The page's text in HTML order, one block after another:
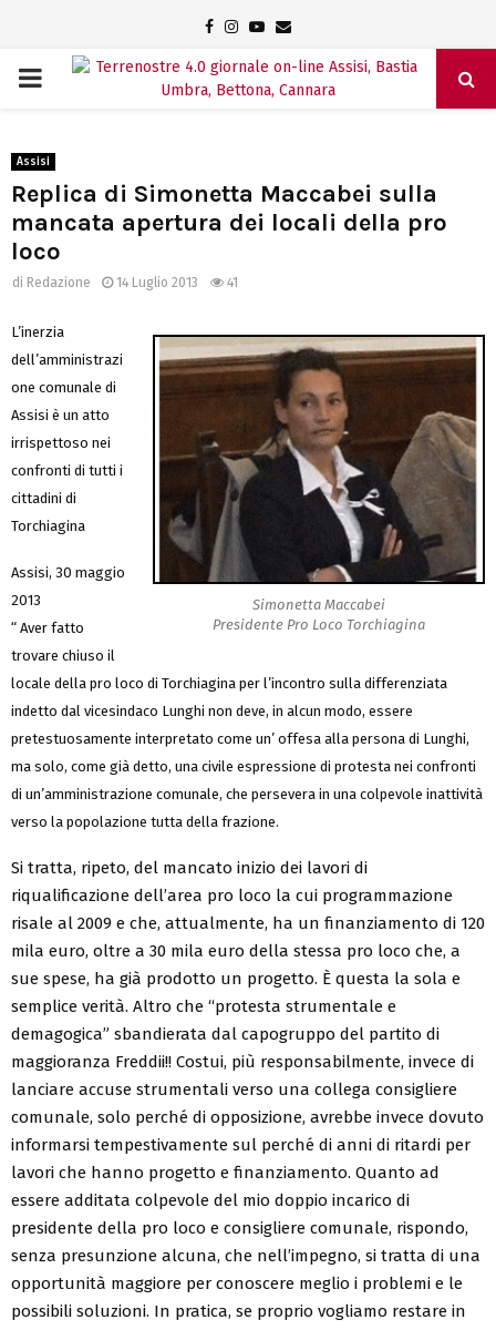
Facebook
Instagram
Youtube
Email
PRIMARY
Assisi
Replica di Simonetta Maccabei sulla
mancata apertura dei locali della pro
loco
di Redazione 14 Luglio 2013 41
Simonetta Maccabei
Presidente Pro Loco Torchiagina
L’inerzia
dell’amministrazi
one comunale di
Assisi è un atto
irrispettoso nei
confronti di tutti i
cittadini di
Torchiagina
Assisi, 30 maggio
2013
“ Aver fatto
trovare chiuso il
locale della pro loco di Torchiagina per l’incontro sulla differenziata
indetto dal vicesindaco Lunghi non deve, in alcun modo, essere
pretestuosamente interpretato come un’ offesa alla persona di Lunghi,
ma solo, come già detto, una civile espressione di protesta nei confronti
di un’amministrazione comunale, che persevera in una colpevole inattività
verso la popolazione tutta della frazione.
Si tratta, ripeto, del mancato inizio dei lavori di
riqualificazione dell’area pro loco la cui programmazione
risale al 2009 e che, attualmente, ha un finanziamento di 120
mila euro, oltre a 30 mila euro della stessa pro loco che, a
sue spese, ha già prodotto un progetto. È questa la sola e
semplice verità. Altro che “protesta strumentale e
demagogica” sbandierata dal capogruppo del partito di
maggioranza Freddii!! Costui, più responsabilmente, invece di
lanciare accuse strumentali verso una collega consigliere
comunale, solo perché di opposizione, avrebbe invece dovuto
informarsi tempestivamente sul perché di anni di ritardi per
lavori che hanno progetto e finanziamento. Quanto ad
essere additata colpevole del mio doppio incarico di
presidente della pro loco e consigliere comunale, rispondo,
senza presunzione alcuna, che nell’impegno, si tratta di una
opportunità maggiore per conoscere meglio i problemi e le
possibili soluzioni. In pratica, se proprio vogliamo restare in